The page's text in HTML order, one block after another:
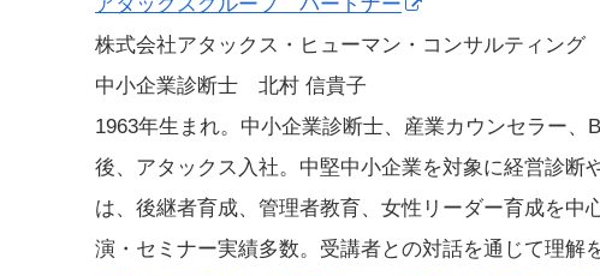
株式会社アタックス・ヒューマン・コンサルティン
中小企業診断士 北村 信貴子
1963年生まれ。中小企業診断士、産業カウンセラー
後、アタックス入社。中堅中小企業を対象に経営診断
は、後継者育成、管理者教育、女性リーダー育成を
演・セミナー実績多数。受講者との対話を通じて理解